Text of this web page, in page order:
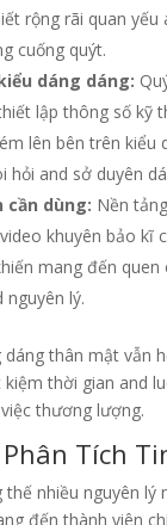
rộng rãi quan yếu
cuống quýt.
dáng dáng:
lập thông số kỹ
lên bên trên kiểu
hỏi and sở duyên
cần dùng: Nền
khuyên bảo kĩ
mang đến
nguyên lý.
dáng thân mật vẫn
thời gian and
thương lượng.
Tích
thế nhiều nguyên lý
đến thành viên